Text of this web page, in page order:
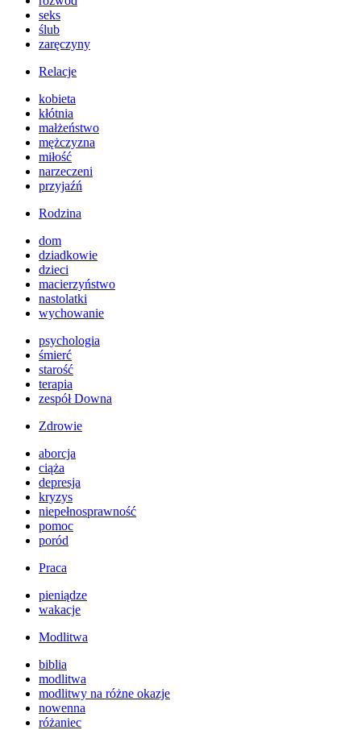
seks
ślub
zaręczyny
Relacje
kobieta
kłótnia
małżeństwo
mężczyzna
miłość
narzeczeni
przyjaźń
Rodzina
dom
dziadkowie
dzieci
macierzyństwo
nastolatki
wychowanie
psychologia
śmierć
starość
terapia
zespół Downa
Zdrowie
aborcja
ciąża
depresja
kryzys
niepełnosprawność
pomoc
poród
Praca
pieniądze
wakacje
Modlitwa
biblia
modlitwa
modlitwy na różne okazje
nowenna
różaniec